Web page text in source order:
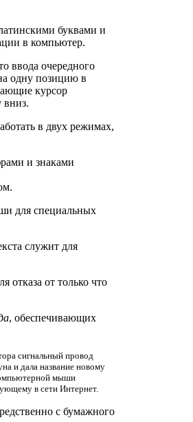
буквами и
в компьютер.
ввода очередного
одну позицию в
курсор
вниз.
в двух режимах,
и знаками
для специальных
служит для
отказа от только что
, обеспечивающих
сигнальный провод
и дала название новому
мыши
в сети Интернет.
с бумажного